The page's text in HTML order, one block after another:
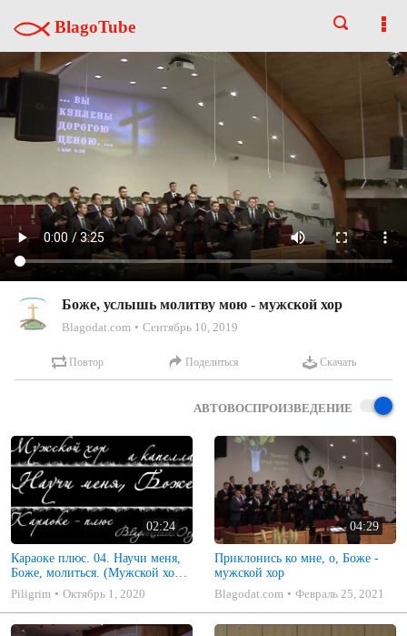
BlagoTube
Боже, услышь молитву мою - мужской хор
Blagodat.com Сентябрь 10, 2019
Повтор Поделиться Скачать
АВТОВОСПРОИЗВЕДЕНИЕ
02:24
Караоке плюс. 04. Научи меня,
Боже, молиться. (Мужской хор -
а капелла)
Piligrim Октябрь 1, 2020
04:29
Приклонись ко мне, о, Боже -
мужской хор
Blagodat.com
Февраль 25, 2021